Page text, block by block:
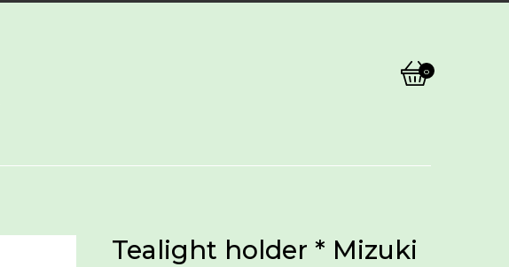
0
View
0
Tealight holder * Mizuki